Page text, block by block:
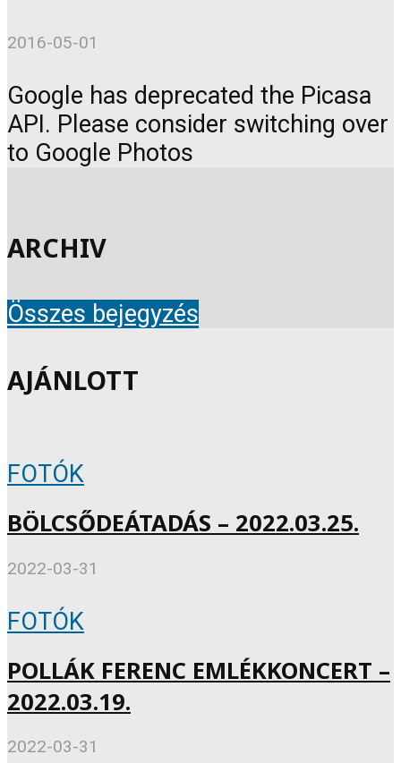
2016-05-01
Google has deprecated the Picasa
API. Please consider switching over
to Google Photos
ARCHIV
Összes bejegyzés
AJÁNLOTT
FOTÓK
BÖLCSŐDEÁTADÁS – 2022.03.25.
2022-03-31
FOTÓK
POLLÁK FERENC EMLÉKKONCERT –
2022.03.19.
2022-03-31